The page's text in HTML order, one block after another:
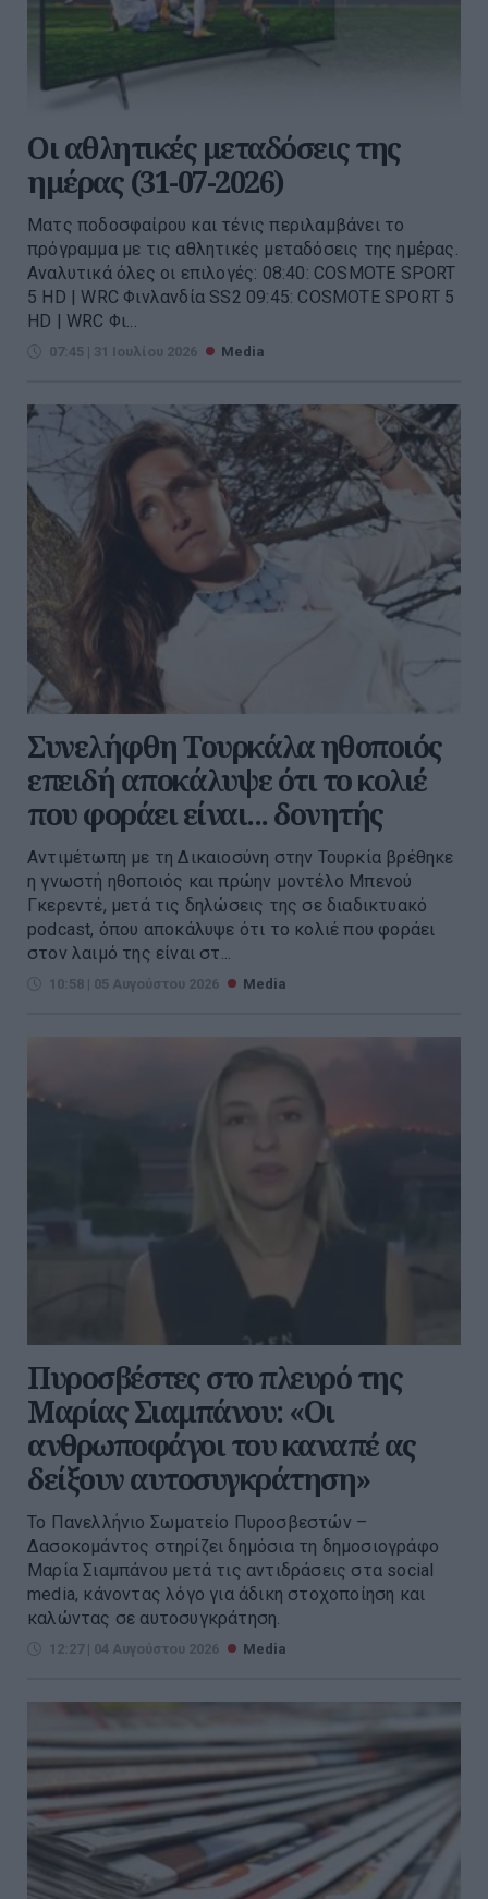
Οι αθλητικές μεταδόσεις της
ημέρας (31-07-2026)
Ματς ποδοσφαίρου και τένις περιλαμβάνει το
πρόγραμμα με τις αθλητικές μεταδόσεις της ημέρας.
Αναλυτικά όλες οι επιλογές: 08:40: COSMOTE SPORT
5 HD | WRC Φινλανδία SS2 09:45: COSMOTE SPORT 5
HD | WRC Φι...
07:45 | 31 Ιουλίου 2026 Media
Συνελήφθη Τουρκάλα ηθοποιός
επειδή αποκάλυψε ότι το κολιέ
που φοράει είναι... δονητής
Αντιμέτωπη με τη Δικαιοσύνη στην Τουρκία βρέθηκε
η γνωστή ηθοποιός και πρώην μοντέλο Μπενού
Γκερεντέ, μετά τις δηλώσεις της σε διαδικτυακό
podcast, όπου αποκάλυψε ότι το κολιέ που φοράει
στον λαιμό της είναι στ...
10:58 | 05 Αυγούστου 2026 Media
Πυροσβέστες στο πλευρό της
Μαρίας Σιαμπάνου: «Οι
ανθρωποφάγοι του καναπέ ας
δείξουν αυτοσυγκράτηση»
Το Πανελλήνιο Σωματείο Πυροσβεστών –
Δασοκομάντος στηρίζει δημόσια τη δημοσιογράφο
Μαρία Σιαμπάνου μετά τις αντιδράσεις στα social
media, κάνοντας λόγο για άδικη στοχοποίηση και
καλώντας σε αυτοσυγκράτηση.
12:27 | 04 Αυγούστου 2026 Media